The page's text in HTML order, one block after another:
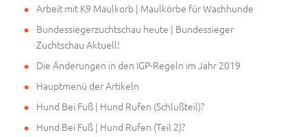
Arbeit mit K9 Maulkorb | Maulkörbe für Wachhunde
Bundessiegerzuchtschau heute | Bundessieger
Zuchtschau Aktuell!
Die Änderungen in den IGP-Regeln im Jahr 2019
Hauptmenü der Artikeln
Hund Bei Fuß | Hund Rufen (Schlußteil)?
Hund Bei Fuß | Hund Rufen (Teil 2)?